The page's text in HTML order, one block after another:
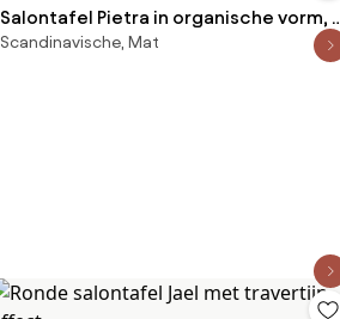
Salontafel Pietra in organische vorm, B
100 cm
Scandinavische, Mat